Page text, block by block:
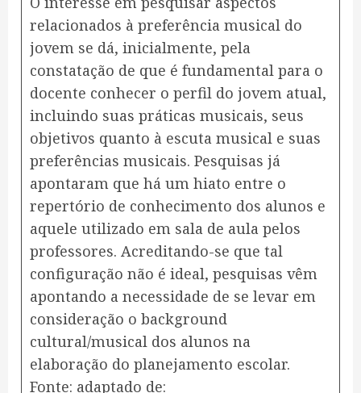
relacionados à preferência musical do
jovem se dá, inicialmente, pela
constatação de que é fundamental para o
docente conhecer o perfil do jovem atual,
incluindo suas práticas musicais, seus
objetivos quanto à escuta musical e suas
preferências musicais. Pesquisas já
apontaram que há um hiato entre o
repertório de conhecimento dos alunos e
aquele utilizado em sala de aula pelos
professores. Acreditando-se que tal
configuração não é ideal, pesquisas vêm
apontando a necessidade de se levar em
consideração o background
cultural/musical dos alunos na
elaboração do planejamento escolar.
Fonte: adaptado de: